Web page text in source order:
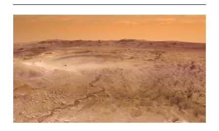
Raumstation ISS. Der 53-jährige
Materialwissenschaftler aus St. Wendel war der
erste Deutsche, der an Bord einer SpaceX-Dragon-
Programms gemeinsam mit den NASA-
Astronauten Raja Chari, Thomas Marshburn und
der NASA-Kollegin Kayla Barron zur Raumstation
flog.